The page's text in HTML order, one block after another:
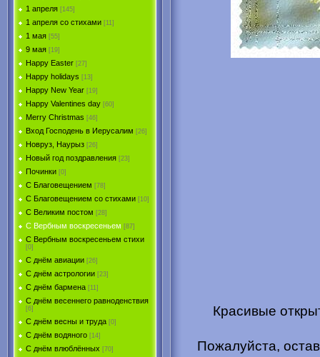
1 апреля [145]
1 апреля со стихами [11]
1 мая [55]
9 мая [19]
Happy Easter [27]
Happy holidays [13]
Happy New Year [19]
Happy Valentines day [60]
Merry Christmas [46]
Вход Господень в Иерусалим [26]
Новруз, Наурыз [26]
Новый год поздравления [23]
Починки [0]
С Благовещением [78]
С Благовещением со стихами [10]
С Великим постом [28]
С Вербным воскресеньем [87]
С Вербным воскресеньем стихи
[0]
С днём авиации [26]
С днём астрологии [23]
С днём бармена [11]
С днём весеннего равноденствия
[6]
С днём весны и труда [0]
С днём водяного [14]
С днём влюблённых [70]
Красивые
Пожалуйста,